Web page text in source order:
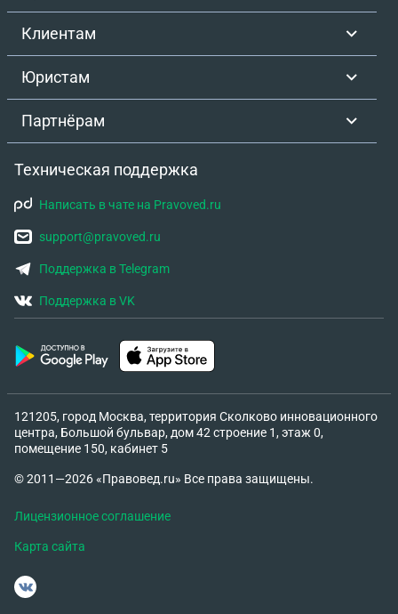
Клиентам
Юристам
Партнёрам
Техническая поддержка
Написать в чате на Pravoved.ru
support@pravoved.ru
Поддержка в Telegram
Поддержка в VK
121205, город Москва, территория Сколково инновационного
центра, Большой бульвар, дом 42 строение 1, этаж 0,
помещение 150, кабинет 5
© 2011—2026 «Правовед.ru» Все права защищены.
Лицензионное соглашение
Карта сайта